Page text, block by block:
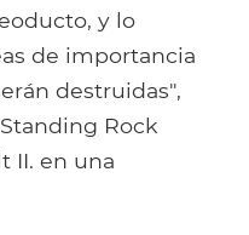
y lo
de importancia
destruidas",
Rock
II. en una